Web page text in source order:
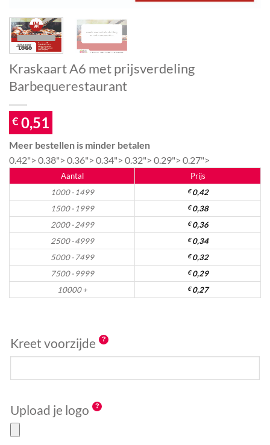
Kraskaart A6 met prijsverdeling
Barbequerestaurant
€ 0,51
Meer bestellen is minder betalen
0.42"> 0.38"> 0.36"> 0.34"> 0.32"> 0.29"> 0.27">
Aantal
Prijs
1000 - 1499
€0,42
1500 - 1999
€0,38
2000 - 2499
€0,36
2500 - 4999
€0,34
5000 - 7499
€0,32
7500 - 9999
€0,29
10000 +
€0,27
Kreet voorzijde
Upload je logo